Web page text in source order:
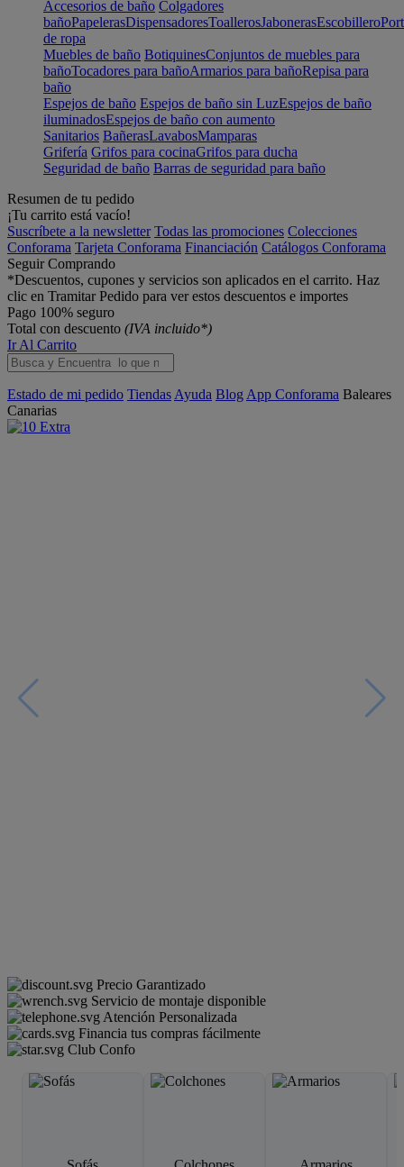
Accesorios de baño Colgadores
bañoPapelerasDispensadoresToallerosJabonerasEscobillero
de ropa
Muebles de baño BotiquinesConjuntos de muebles para
bañoTocadores para bañoArmarios para bañoRepisa para
baño
Espejos de baño Espejos de baño sin LuzEspejos de baño
iluminadosEspejos de baño con aumento
Sanitarios BañerasLavabosMamparas
Grifería Grifos para cocinaGrifos para ducha
Seguridad de baño Barras de seguridad para baño
Resumen de tu pedido
¡Tu carrito está vacío!
Suscríbete a la newsletter Todas las promociones Colecciones
Conforama Tarjeta Conforama Financiación Catálogos Conforama
Seguir Comprando
*Descuentos, cupones y servicios son aplicados en el carrito. Haz
clic en Tramitar Pedido para ver estos descuentos e importes
Pago 100% seguro
Total con descuento (IVA incluido*)
Ir Al Carrito
Estado de mi pedido Tiendas Ayuda Blog App Conforama Baleares
Canarias
Precio Garantizado
Servicio de montaje disponible
Atención Personalizada
Financia tus compras fácilmente
Club Confo